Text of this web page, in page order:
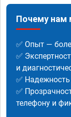
Почему нам
✅ Опыт —
✅
и
✅
✅
телефону и